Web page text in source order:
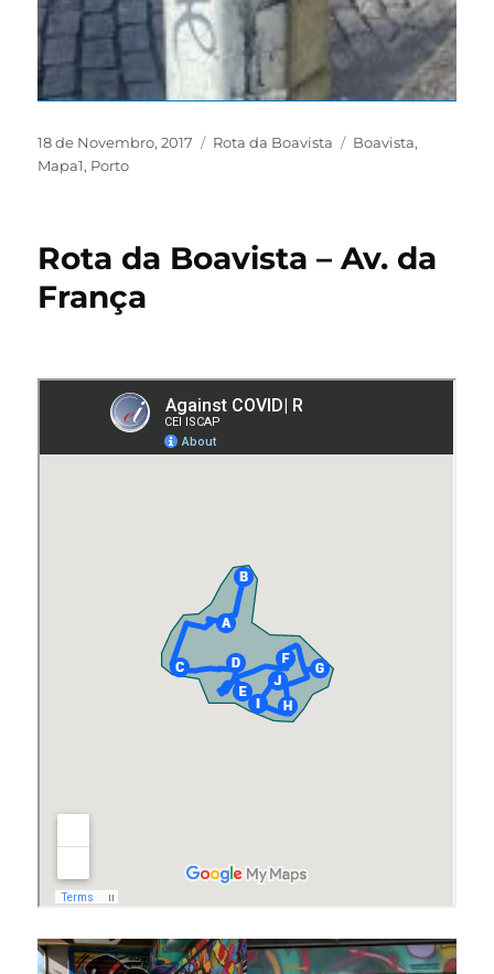
18 de Novembro, 2017 Rota da Boavista Boavista,
Mapa1, Porto
Rota da Boavista – Av. da
França